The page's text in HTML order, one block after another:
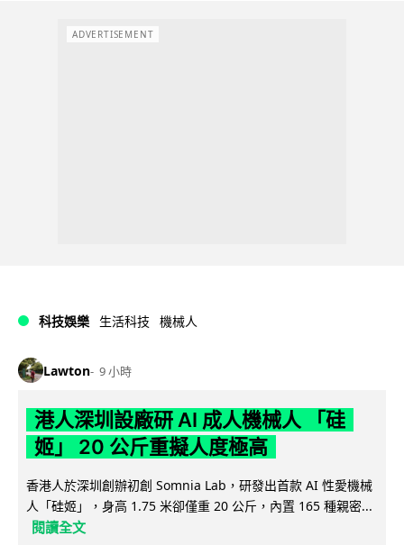
ADVERTISEMENT
科技娛樂 生活科技 機械人
Lawton 9 小時
港人深圳設廠研 AI 成人機械人 「硅
姬」 20 公斤重擬人度極高
香港人於深圳創辦初創 Somnia Lab，研發出首款 AI 性愛機械
人「硅姬」，身高 1.75 米卻僅重 20 公斤，內置 165 種親密...
閱讀全文